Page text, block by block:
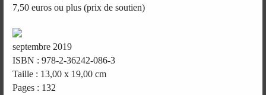
7,50 euros ou plus (prix de soutien)
septembre 2019
ISBN : 978-2-36242-086-3
Taille : 13,00 x 19,00 cm
Pages : 132